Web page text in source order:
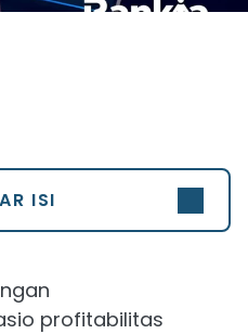
ISI
profitabilitas